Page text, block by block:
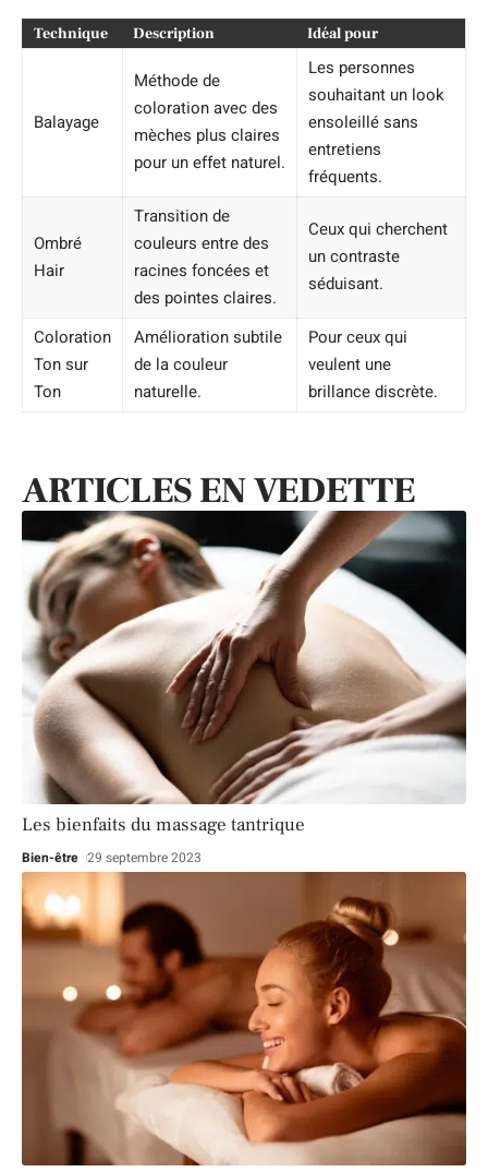
Technique Description Idéal pour
Balayage
Méthode de
coloration avec des
mèches plus claires
pour un effet naturel.
Les personnes
souhaitant un look
ensoleillé sans
entretiens
fréquents.
Ombré
Hair
Transition de
couleurs entre des
racines foncées et
des pointes claires.
Ceux qui cherchent
un contraste
séduisant.
Coloration
Ton sur
Ton
Amélioration subtile
de la couleur
naturelle.
Pour ceux qui
veulent une
brillance discrète.
ARTICLES EN VEDETTE
Les bienfaits du massage tantrique
Bien-être 29 septembre 2023